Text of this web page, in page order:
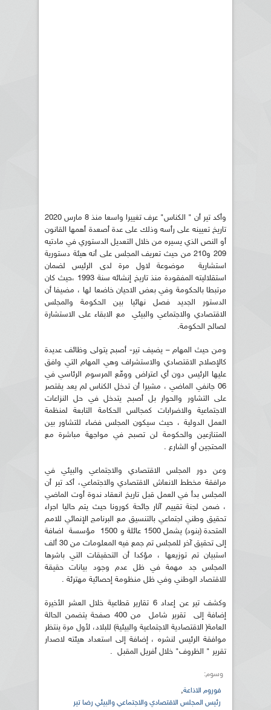
وأكد تير أن " الكناس" عرف تغييرا واسعا منذ 8 مارس 2020
تاريخ تعيينه على رأسه وذلك على عدة أصعدة أهمها القانون
أو النص الذي يسيره من خلال التعديل الدستوري في مادتيه
209 و210 من حيث تعريف المجلس على أنه هيئة دستورية
استشارية موضوعة لاول مرة لدى الرئيس لضمان
استقلاليته المفقودة منذ تاريخ إنشائه سنة 1993 ،حيث كان
مرتبطا بالحكومة وفي بعض الاحيان خاضعا لها ، مضيفا أن
الدستور الجديد فصل نهائيا بين الحكومة والمجلس
الاقتصادي والاجتماعي والبيئي مع الابقاء على الاستشارة
لصالح الحكومة.
ومن حيث المهام – يضيف تير- أصبح يتولى وظائف عديدة
كالإصلاح الاقتصادي والاستشراف وهي المهام التي وافق
عليها الرئيس دون أي اعتراض ووقّع المرسوم الرئاسي في
06 جانفي الماضي ، مشيرا أن تدخل الكناس لم يعد يقتصر
على التشاور والحوار بل أصبح يتدخل في حل النزاعات
الاجتماعية والاضرابات كمجالس الحكامة التابعة لمنظمة
العمل الدولية ، حيث سيكون المجلس فضاء للتشاور بين
المتنازعين والحكومة لن تصبح في مواجهة مباشرة مع
المحتجين أو الشارع .
وعن دور المجلس الاقتصادي والاجتماعي والبيئي في
مرافقة مخطط الانعاش الاقتصادي والاجتماعي، أكد تير أن
المجلس بدأ في العمل قبل تاريخ انعقاد ندوة أوت الماضي
، ضمن لجنة تقييم آثار جائحة كورونا حيث يتم حاليا اجراء
تحقيق وطني اجتماعي بالتنسيق مع البرنامج الإنمائي للامم
المتحدة (بنود) يشمل 1500 عائلة و 1500 مؤسسة اضافة
إلى تحقيق آخر للمجلس تم جمع فيه المعلومات من 30 ألف
استبيان تم توزيعها ، مؤكدا أن التحقيقات التي باشرها
المجلس جد مهمة في ظل عدم وجود بيانات حقيقة
للاقتصاد الوطني وفي ظل منظومة إحصائية مهترئة .
وكشف تير عن إعداد 6 تقارير قطاعية خلال العشر الأخيرة
إضافة إلى تقرير شامل من 400 صفحة يتضمن الحالة
العامة( الاقتصادية الاجتماعية والبيئية) للبلاد، لأول مرة ينتظر
موافقة الرئيس لنشره ، إضافة إلى استعداد هيئته لاصدار
تقرير " الظروف" خلال أفريل المقبل .
وسوم:
فوروم الاذاعة,
رئيس المجلس الاقتصادي والاجتماعي والبيئي رضا تير